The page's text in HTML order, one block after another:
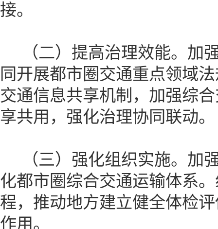
接。
（二）提高治理效能。加
同开展都市圈交通重点领域
交通信息共享机制，加强综
享共用，强化治理协同联动。
（三）强化组织实施。加
化都市圈综合交通运输体系
程，推动地方建立健全体检
作用。